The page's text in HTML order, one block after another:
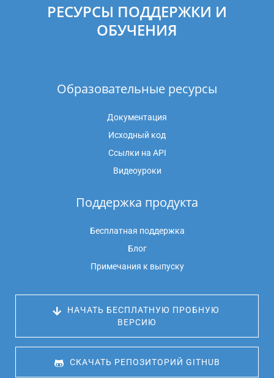
РЕСУРСЫ ПОДДЕРЖКИ И
ОБУЧЕНИЯ
Образовательные ресурсы
Документация
Исходный код
Ссылки на API
Видеоуроки
Поддержка продукта
Бесплатная поддержка
Блог
Примечания к выпуску
НАЧАТЬ БЕСПЛАТНУЮ ПРОБНУЮ
ВЕРСИЮ
СКАЧАТЬ РЕПОЗИТОРИЙ GITHUB